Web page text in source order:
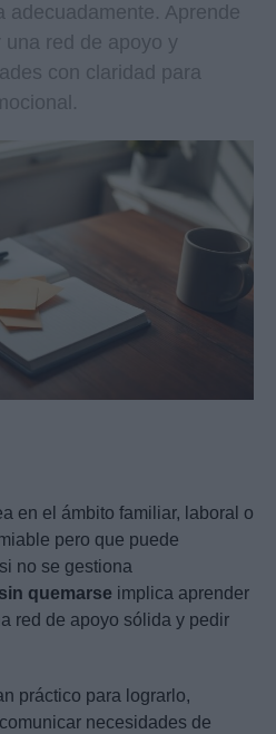
adecuadamente. Aprende
red de apoyo y
con claridad para
en el ámbito familiar, laboral o
pero que puede
no se gestiona
quemarse implica aprender
red de apoyo sólida y pedir
práctico para lograrlo,
necesidades de